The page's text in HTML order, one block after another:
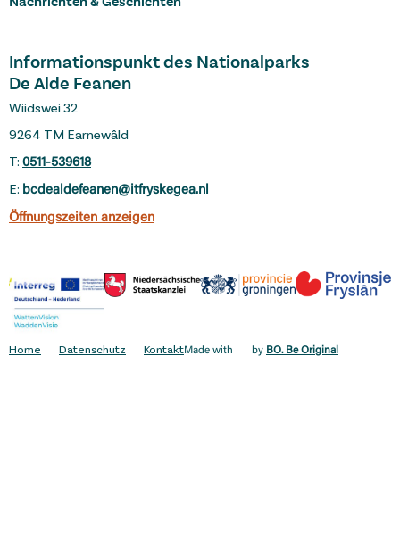
Informationspunkt des Nationalparks
De Alde Feanen
Wiidswei 32
9264 TM Earnewâld
T: 0511-539618
E: bcdealdefeanen@itfryskegea.nl
Öffnungszeiten anzeigen
Home Datenschutz KontaktMade with by BO. Be Original